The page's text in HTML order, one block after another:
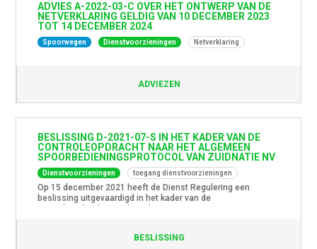
ADVIES A-2022-03-C OVER HET ONTWERP VAN DE
NETVERKLARING GELDIG VAN 10 DECEMBER 2023
TOT 14 DECEMBER 2024
Spoorwegen Dienstvoorzieningen Netverklaring
ADVIEZEN
BESLISSING D-2021-07-S IN HET KADER VAN DE
CONTROLEOPDRACHT NAAR HET ALGEMEEN
SPOORBEDIENINGSPROTOCOL VAN ZUIDNATIE NV
Dienstvoorzieningen toegang dienstvoorzieningen
Op 15 december 2021 heeft de Dienst Regulering een
beslissing uitgevaardigd in het kader van de
Regulering besliste dat het Algemeen
BESLISSING